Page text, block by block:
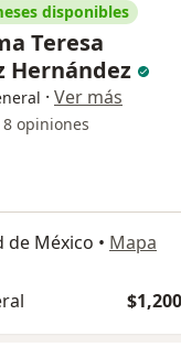
disponibles
Teresa
Hernández
· Ver más
8 opiniones
de México • Mapa
$1,200